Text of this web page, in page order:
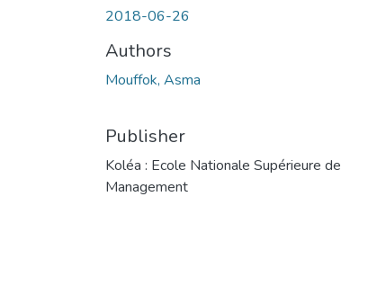
2018-06-26
Authors
Mouffok, Asma
Publisher
Koléa : Ecole Nationale Supérieure de
Management